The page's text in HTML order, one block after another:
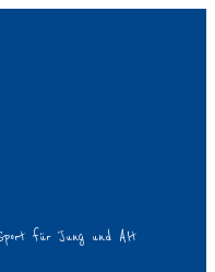
für Jung und Alt